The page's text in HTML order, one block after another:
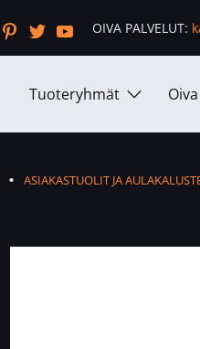
OIVA PALVELUT:
Tuoteryhmät
ASIAKASTUOLIT JA